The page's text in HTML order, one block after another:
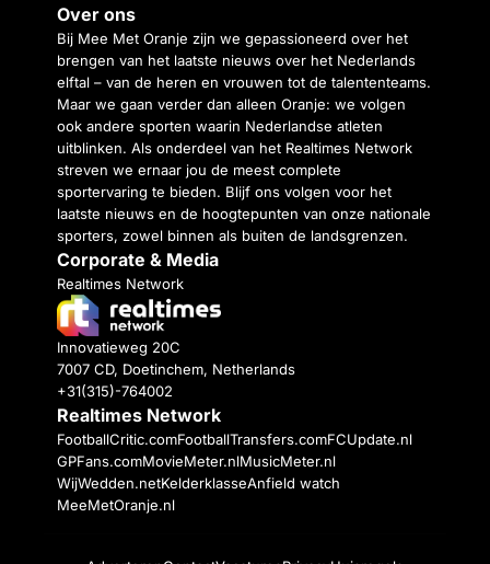
Over ons
Bij Mee Met Oranje zijn we gepassioneerd over het
brengen van het laatste nieuws over het Nederlands
elftal – van de heren en vrouwen tot de talententeams.
Maar we gaan verder dan alleen Oranje: we volgen
ook andere sporten waarin Nederlandse atleten
uitblinken. Als onderdeel van het Realtimes Network
streven we ernaar jou de meest complete
sportervaring te bieden. Blijf ons volgen voor het
laatste nieuws en de hoogtepunten van onze nationale
sporters, zowel binnen als buiten de landsgrenzen.
Corporate & Media
Realtimes Network
Innovatieweg 20C
7007 CD, Doetinchem, Netherlands
+31(315)-764002
Realtimes Network
FootballCritic.comFootballTransfers.comFCUpdate.nl
GPFans.comMovieMeter.nlMusicMeter.nl
WijWedden.netKelderklasseAnfield watch
MeeMetOranje.nl